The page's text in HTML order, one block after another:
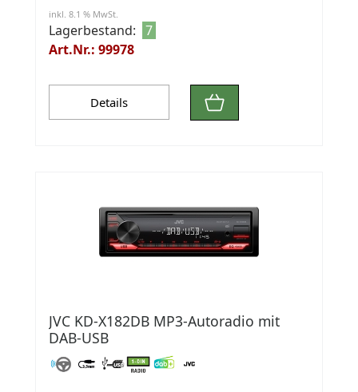
inkl. 8.1 % MwSt.
Lagerbestand: 7
Art.Nr.: 99978
Details
JVC KD-X182DB MP3-Autoradio mit
DAB-USB